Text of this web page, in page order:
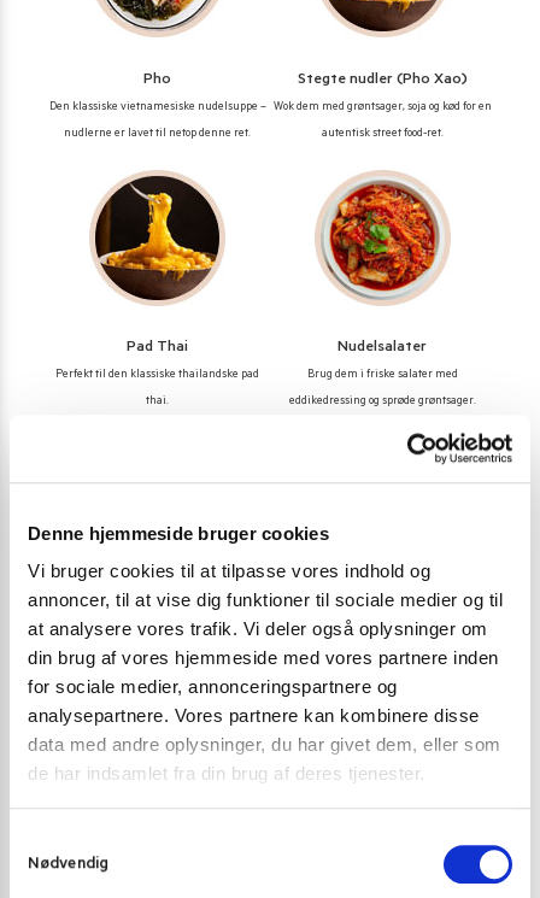
Denne hjemmeside bruger cookies
Vi bruger cookies til at tilpasse vores indhold og
annoncer, til at vise dig funktioner til sociale medier og til
at analysere vores trafik. Vi deler også oplysninger om
din brug af vores hjemmeside med vores partnere inden
for sociale medier, annonceringspartnere og
analysepartnere. Vores partnere kan kombinere disse
data med andre oplysninger, du har givet dem, eller som
de har indsamlet fra din brug af deres tjenester.
Nødvendig
Pho
Den klassiske vietnamesiske nudelsuppe –
nudlerne er lavet til netop denne ret.
Stegte nudler (Pho Xao)
Wok dem med grøntsager, soja og kød for en
autentisk street food-ret.
Pad Thai
Perfekt til den klassiske thailandske pad
thai.
Nudelsalater
Brug dem i friske salater med
eddikedressing og sprøde grøntsager.
plantebaserede opskrifter.
Fusion-retter
kreative kombinationer.